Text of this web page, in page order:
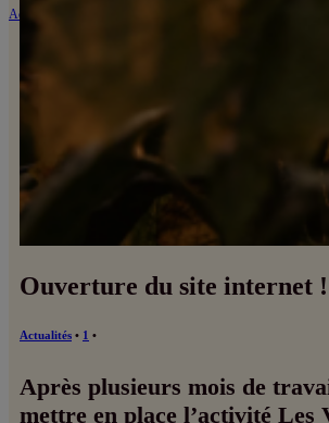
Accueil
Ouverture du site internet !
Actualités 1
Après plusieurs mois de
mettre en place l’activité Les